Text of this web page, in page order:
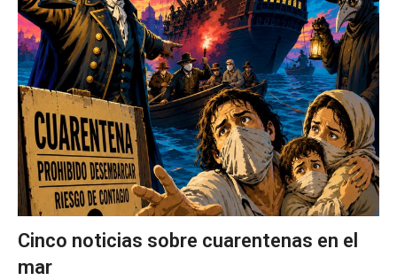
Cinco noticias sobre cuarentenas en el
mar